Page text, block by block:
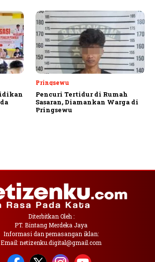
Pringsewu
Pencuri Tertidur di Rumah
Sasaran, Diamankan Warga di
Pringsewu
Diterbitkan Oleh :
PT. Bintang Merdeka Jaya
Informasi dan pemasangan iklan:
Email: netizenku.digital@gmail.com